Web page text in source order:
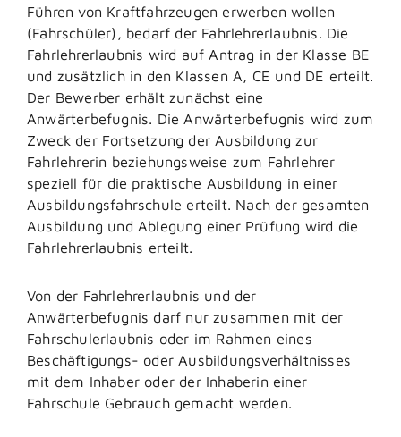
Führen von Kraftfahrzeugen erwerben wollen
(Fahrschüler), bedarf der Fahrlehrerlaubnis. Die
Fahrlehrerlaubnis wird auf Antrag in der Klasse BE
und zusätzlich in den Klassen A, CE und DE erteilt.
Der Bewerber erhält zunächst eine
Anwärterbefugnis. Die Anwärterbefugnis wird zum
Zweck der Fortsetzung der Ausbildung zur
Fahrlehrerin beziehungsweise zum Fahrlehrer
speziell für die praktische Ausbildung in einer
Ausbildungsfahrschule erteilt. Nach der gesamten
Ausbildung und Ablegung einer Prüfung wird die
Fahrlehrerlaubnis erteilt.
Von der Fahrlehrerlaubnis und der
Anwärterbefugnis darf nur zusammen mit der
Fahrschulerlaubnis oder im Rahmen eines
Beschäftigungs- oder Ausbildungsverhältnisses
mit dem Inhaber oder der Inhaberin einer
Fahrschule Gebrauch gemacht werden.